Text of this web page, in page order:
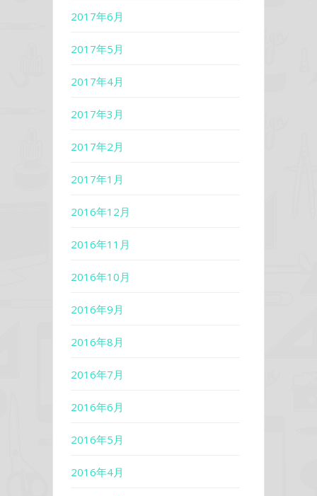
2017年6月
2017年5月
2017年4月
2017年3月
2017年2月
2017年1月
2016年12月
2016年11月
2016年10月
2016年9月
2016年8月
2016年7月
2016年6月
2016年5月
2016年4月